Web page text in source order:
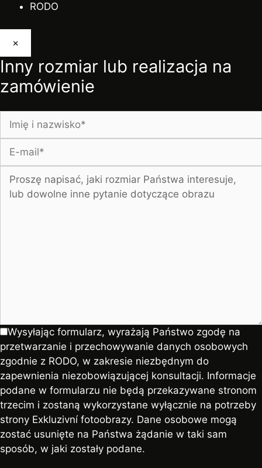
RODO
×
Inny rozmiar lub realizacja na
zamówienie
Wysyłając formularz, wyrażają Państwo zgodę na
przetwarzanie i przechowywanie danych osobowych
zgodnie z RODO, w zakresie niezbędnym do
zapewnienia niezobowiązującej konsultacji. Informacje
podane w formularzu nie będą przekazywane stronom
trzecim i zostaną wykorzystane wyłącznie na potrzeby
strony Exkluzivní fotoobrazy. Dane osobowe mogą
zostać usunięte na Państwa żądanie w taki sam
sposób, w jaki zostały podane.